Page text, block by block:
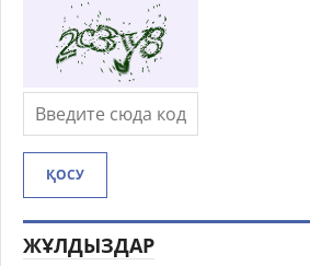
ҚОСУ
ЖҰЛДЫЗДАР